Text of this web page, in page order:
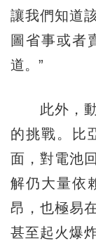
讓我們知道
圖省事或者
道。”
此外，動
的挑戰。比
面，對電池
解仍大量依
昂，也極易
甚至起火爆